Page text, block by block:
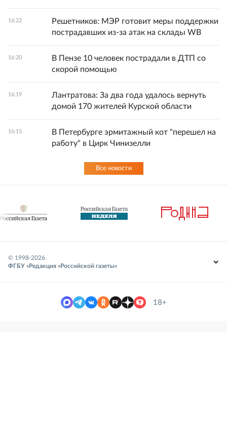
16:22
Решетников: МЭР готовит меры поддержки
пострадавших из-за атак на склады WB
16:20
В Пензе 10 человек пострадали в ДТП со
скорой помощью
16:19
Лантратова: За два года удалось вернуть
домой 170 жителей Курской области
16:15
В Петербурге эрмитажный кот "перешел на
работу" в Цирк Чинизелли
Все новости
© 1998-2026
ФГБУ «Редакция «Российской газеты»
18+